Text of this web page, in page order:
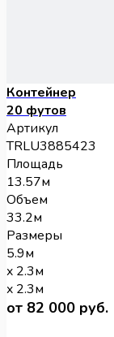
Контейнер
20 футов
Артикул
TRLU3885423
Площадь
13.57м
Объем
33.2м
Размеры
5.9м
x 2.3м
x 2.3м
от 82 000 руб.